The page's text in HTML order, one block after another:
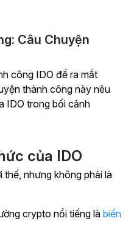
Câu Chuyện
công IDO để ra mắt
thành công này nêu
IDO trong bối cảnh
của IDO
thế, nhưng không phải là
crypto nổi tiếng là biến